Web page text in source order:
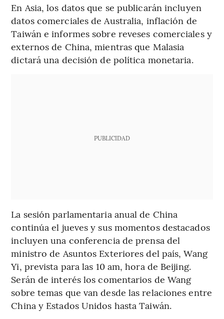
En Asia, los datos que se publicarán incluyen
datos comerciales de Australia, inflación de
Taiwán e informes sobre reveses comerciales y
externos de China, mientras que Malasia
dictará una decisión de política monetaria.
PUBLICIDAD
La sesión parlamentaria anual de China
continúa el jueves y sus momentos destacados
incluyen una conferencia de prensa del
ministro de Asuntos Exteriores del país, Wang
Yi, prevista para las 10 am, hora de Beijing.
Serán de interés los comentarios de Wang
sobre temas que van desde las relaciones entre
China y Estados Unidos hasta Taiwán.